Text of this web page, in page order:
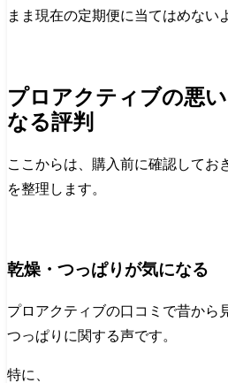
まま現在の定期便に当てはめない
プロアクティブの悪
なる評判
ここからは、購入前に確認してお
を整理します。
乾燥・つっぱりが気になる
プロアクティブの口コミで昔から
つっぱりに関する声です。
特に、